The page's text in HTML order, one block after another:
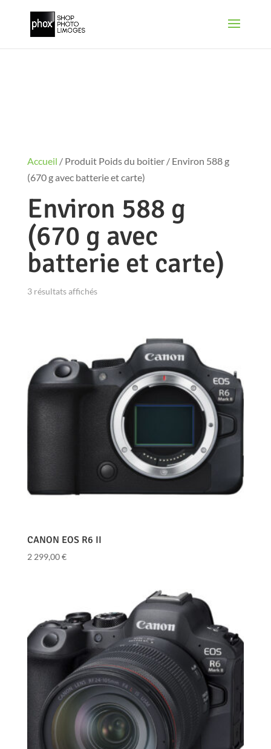
Accueil / Produit Poids du boitier / Environ 588 g
(670 g avec batterie et carte)
Environ 588 g
(670 g avec
batterie et carte)
3 résultats affichés
CANON EOS R6 II
2 299,00€